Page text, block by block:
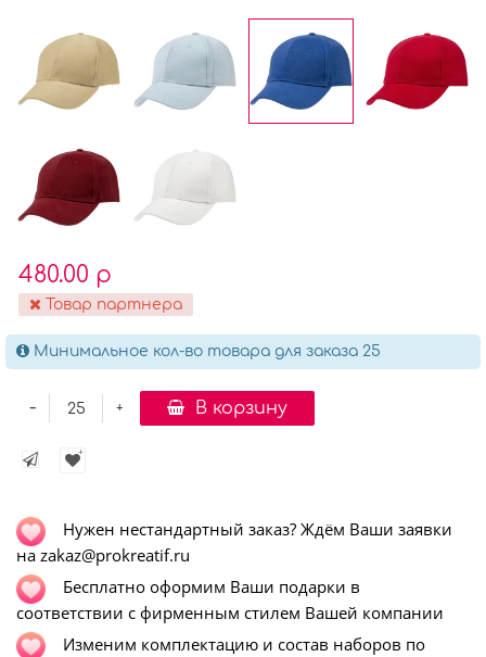
480.00 р
Товар партнера
Минимальное кол-во товара для заказа 25
+
- В корзину
Нужен нестандартный заказ? Ждём Ваши заявки
на zakaz@prokreatif.ru
Бесплатно оформим Ваши подарки в
соответствии с фирменным стилем Вашей компании
Изменим комплектацию и состав наборов по